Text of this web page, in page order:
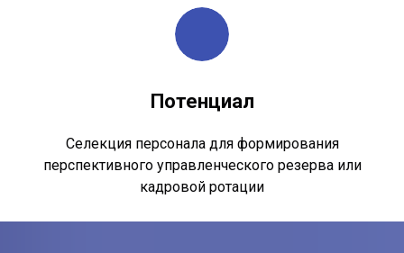
Потенциал
Селекция персонала для формирования
перспективного управленческого резерва или
кадровой ротации